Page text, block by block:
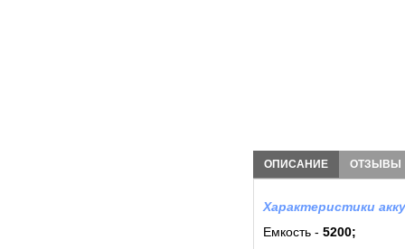
ОПИСАНИЕ ОТЗЫВЫ
Характеристики
Емкость - 5200;